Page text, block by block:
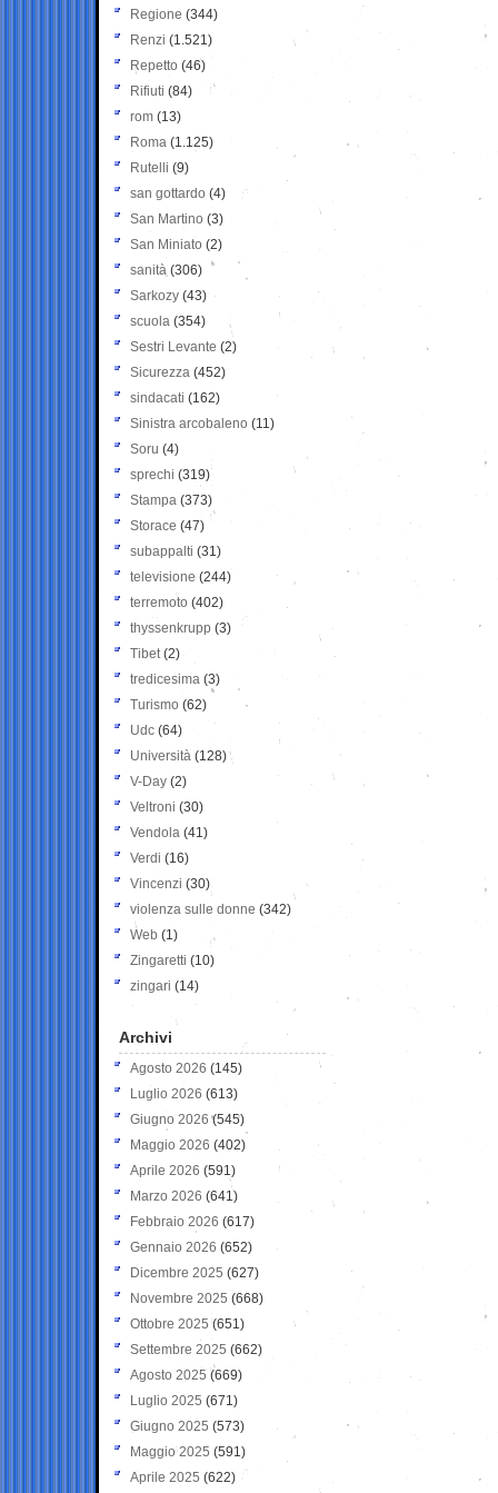
Regione (344)
Renzi (1.521)
Repetto (46)
Rifiuti (84)
rom (13)
Roma (1.125)
Rutelli (9)
san gottardo (4)
San Martino (3)
San Miniato (2)
sanità (306)
Sarkozy (43)
scuola (354)
Sestri Levante (2)
Sicurezza (452)
sindacati (162)
Sinistra arcobaleno (11)
Soru (4)
sprechi (319)
Stampa (373)
Storace (47)
subappalti (31)
televisione(244)
terremoto (402)
thyssenkrupp (3)
Tibet(2)
tredicesima (3)
Turismo (62)
Udc (64)
Università (128)
V-Day (2)
Veltroni (30)
Vendola (41)
Verdi (16)
Vincenzi (30)
violenza sulle donne (342)
Web (1)
Zingaretti (10)
zingari (14)
Archivi
Agosto 2026 (145)
Luglio 2026 (613)
Giugno 2026 (545)
Maggio 2026 (402)
Aprile 2026 (591)
Marzo 2026 (641)
Febbraio 2026 (617)
Gennaio 2026 (652)
Dicembre 2025 (627)
Novembre 2025 (668)
Ottobre 2025 (651)
Settembre 2025 (662)
Agosto 2025 (669)
Luglio 2025 (671)
Giugno 2025 (573)
Maggio 2025 (591)
Aprile 2025 (622)